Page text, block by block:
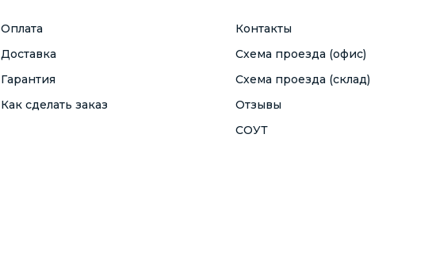
Оплата
Доставка
Гарантия
Как сделать заказ
Контакты
Схема проезда (офис)
Схема проезда (склад)
Отзывы
СОУТ